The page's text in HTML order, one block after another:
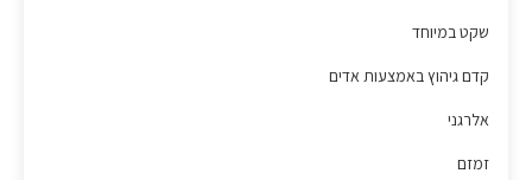
שקט במיוחד
קדם גיהוץ באמצעות אדים
אלרגני
זמזם